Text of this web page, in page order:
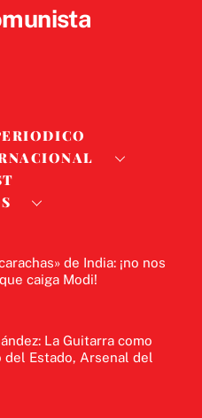
de India: ¡no nos
caiga Modi!
La Guitarra como
Estado, Arsenal del